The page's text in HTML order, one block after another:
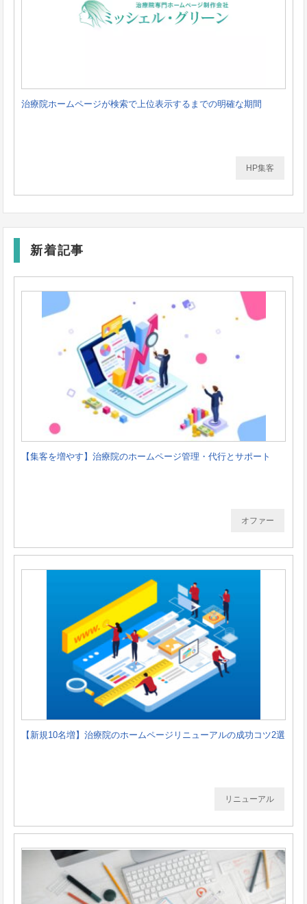
治療院ホームページが検索で上位表示するまでの明確な期間
HP集客
新着記事
【集客を増やす】治療院のホームページ管理・代行とサポート
オファー
【新規10名増】治療院のホームページリニューアルの成功コツ2選
リニューアル